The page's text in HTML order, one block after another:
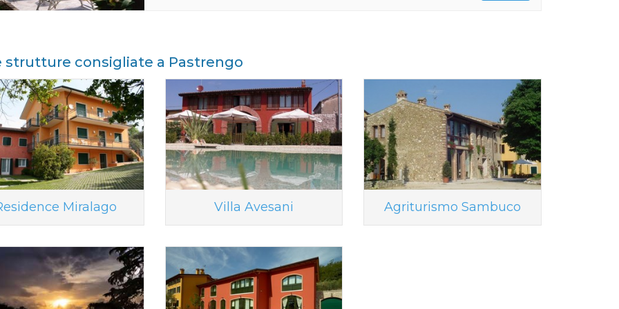
strutture consigliate a Pastrengo
Miralago Villa Avesani Agriturismo Sambuco